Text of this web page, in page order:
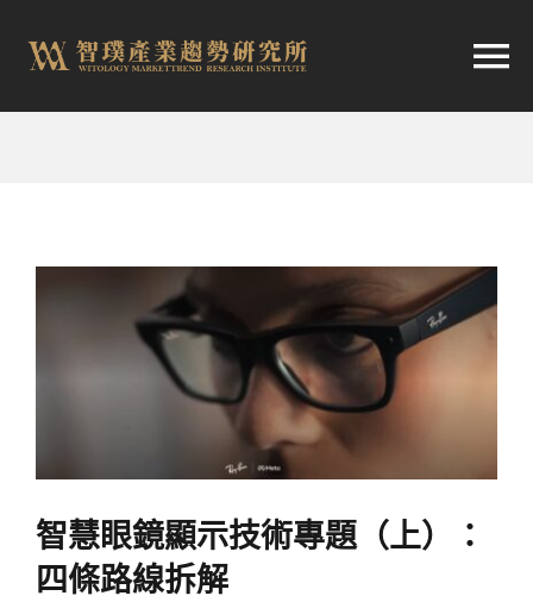
容
航
媒體曝光
智慧眼鏡顯示技術專題（上）：
四條路線拆解